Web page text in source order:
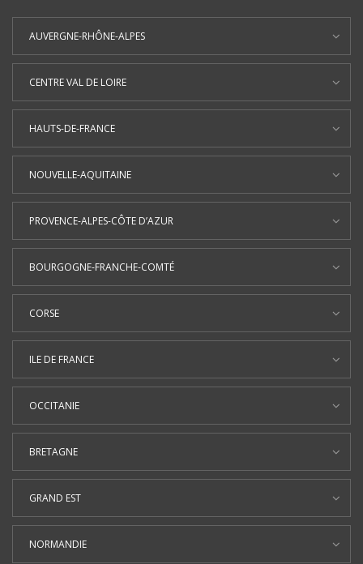
AUVERGNE-RHÔNE-ALPES
CENTRE VAL DE LOIRE
HAUTS-DE-FRANCE
NOUVELLE-AQUITAINE
PROVENCE-ALPES-CÔTE D’AZUR
BOURGOGNE-FRANCHE-COMTÉ
CORSE
ILE DE FRANCE
OCCITANIE
BRETAGNE
GRAND EST
NORMANDIE